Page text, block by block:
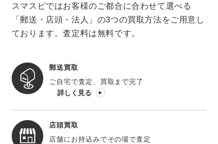
スマスピではお客様のご都合に合わせて選べる
「郵送・店頭・法人」の3つの買取方法をご用意し
ております。査定料は無料です。
郵送買取
ご自宅で査定、買取まで完了
詳しく見る
店頭買取
店舗にお持込みでその場で査定